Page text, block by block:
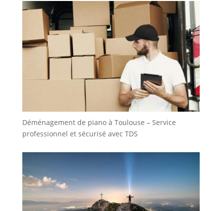
Déménagement de piano à Toulouse – Service
professionnel et sécurisé avec TDS